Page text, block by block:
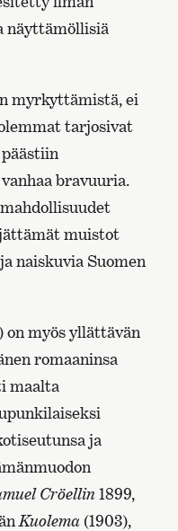
näyttämöllisiä
myrkyttämistä, ei
tarjosivat
bravuuria.
muistot
naiskuvia Suomen
on myös yllättävän
romaaninsa
maalta
ja
Cröellin1899,
Kuolema(1903),